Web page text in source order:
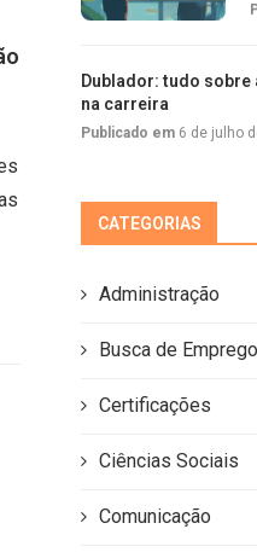
Dublador: tudo
na carreira
Publicado em 6 de julho
CATEGORIAS
Administração
Busca de Emprego
Certificações
Ciências Sociais
Comunicação